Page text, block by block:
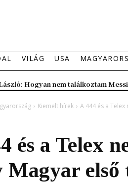
VILÁG USA
Hogyan nem találkoztam
Kiemelt hírek A 444 és a
és a Telex
Magyar első